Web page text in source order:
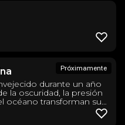
durante un año
la oscuridad, la presión
océano transforman su
y Petit Syrah logra un
notas de fruta negra,